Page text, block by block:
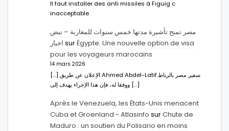
Il faut installer des anti missiles à Figuig c
inacceptable
مصر تمنح تأشيرة مدتها خمس سنوات للمغاربة – نبض
اخبار surÉgypte: Une nouvelle option de visa
pour les voyageurs marocains
14 mars 2026
[…] الإعلان عن طريق Ahmed Abdel-Latifسفير مصر بالرباط.
ووفقا له، فإن هذا الإجراء يهدف إلى […]
Après le Venezuela, les États-Unis menacent
Cuba et Groenland - Atlasinfo surChute de
Maduro : un soutien du Polisario en moins